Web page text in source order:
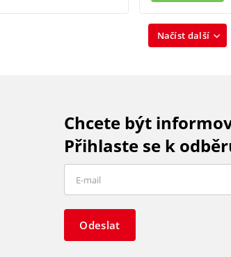
Načíst další
Chcete být
Přihlaste se k
Odeslat